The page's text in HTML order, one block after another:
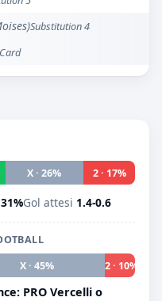
Substitution 4
X · 26% 2 · 17%
31%Gol attesi 1.4-0.6
X · 45% 2 · 10%
PRO Vercelli o